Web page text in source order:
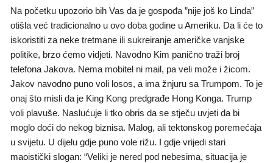
Na početku upozorio bih Vas da je gospođa ”nije još ko Linda”
otišla već tradicionalno u ovo doba godine u Ameriku. Da li će to
iskoristiti za neke tretmane ili sukreiranje američke vanjske
politike, brzo ćemo vidjeti. Navodno Kim panično traži broj
telefona Jakova. Nema mobitel ni mail, pa veli može i žicom.
Jakov navodno puno voli losos, a ima žnjuru sa Trumpom. To je
onaj što misli da je King Kong predgrađe Hong Konga. Trump
voli plavuše. Naslućuje li tko obris da se stječu uvjeti da bi
moglo doći do nekog biznisa. Malog, ali tektonskog poremećaja
u svijetu. U dijelu gdje puno vole rižu. I gdje vrijedi stari
maoistički slogan: “Veliki je nered pod nebesima, situacija je